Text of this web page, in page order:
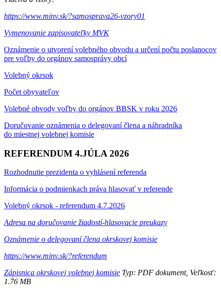
https://www.minv.sk/?samosprava26-vzory01
Vymenovanie zapisovateľky MVK
Oznámenie o utvorení volebného obvodu a určení počtu poslanocov
pre voľby do orgánov samosprávy obcí
Volebný okrsok
Počet obyvateľov
Volebné obvody voľby do orgánov BBSK v roku 2026
Doručovanie oznámenia o delegovaní člena a náhradníka
do miestnej volebnej komisie
REFERENDUM 4.JÚLA 2026
Rozhodnutie prezidenta o vyhlásení referenda
Informácia o podmienkach práva hlasovať v referende
Volebný okrsok - referendum 4.7.2026
Adresa na doručovanie žiadostí-hlasovacie preukazy
Oznámenie o delegovaní člena okrskovej komisie
https://www.minv.sk/?referendum
Zápisnica okrskovej volebnej komisie Typ: PDF dokument, Veľkosť:
1.76 MB